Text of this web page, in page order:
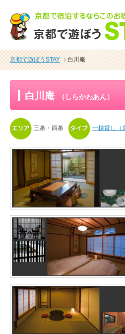
京都で遊ぼうSTAY 白川庵
白川庵 （しらかわあん）
三条・四条 一棟貸し（